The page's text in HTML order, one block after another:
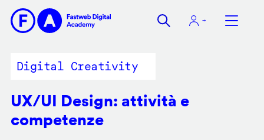
contenuto
Digital Creativity
UX/UI Design: attività e
competenze